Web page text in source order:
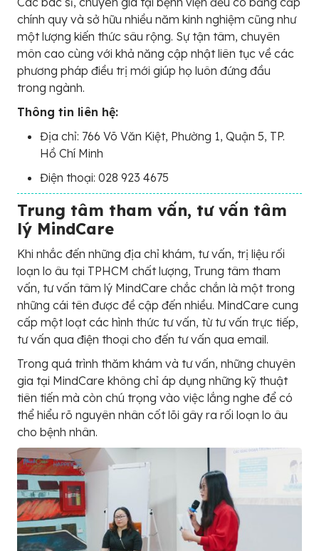
chính quy và sở hữu nhiều năm kinh nghiệm cũng như
một lượng kiến thức sâu rộng. Sự tận tâm, chuyên
môn cao cùng với khả năng cập nhật liên tục về các
phương pháp điều trị mới giúp họ luôn đứng đầu
trong ngành.
Thông tin liên hệ:
Địa chỉ: 766 Võ Văn Kiệt, Phường 1, Quận 5, TP.
Hồ Chí Minh
Điện thoại: 028 923 4675
Trung tâm tham vấn, tư vấn tâm
lý MindCare
Khi nhắc đến những địa chỉ khám, tư vấn, trị liệu rối
loạn lo âu tại TPHCM chất lượng, Trung tâm tham
vấn, tư vấn tâm lý MindCare chắc chắn là một trong
những cái tên được đề cập đến nhiều. MindCare cung
cấp một loạt các hình thức tư vấn, từ tư vấn trực tiếp,
tư vấn qua điện thoại cho đến tư vấn qua email.
Trong quá trình thăm khám và tư vấn, những chuyên
gia tại MindCare không chỉ áp dụng những kỹ thuật
tiên tiến mà còn chú trọng vào việc lắng nghe để có
thể hiểu rõ nguyên nhân cốt lõi gây ra rối loạn lo âu
cho bệnh nhân.